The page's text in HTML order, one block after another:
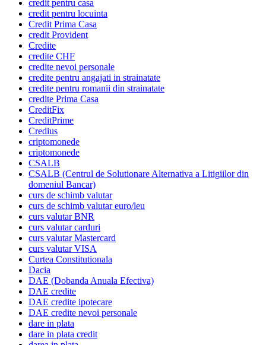
credit pentru casa
credit pentru locuinta
Credit Prima Casa
credit Provident
Credite
credite CHF
credite nevoi personale
credite pentru angajati in strainatate
credite pentru romanii din strainatate
credite Prima Casa
CreditFix
CreditPrime
Credius
criptomonede
criptomonede
CSALB
CSALB (Centrul de Solutionare Alternativa a Litigiilor din
domeniul Bancar)
curs de schimb valutar
curs de schimb valutar euro/leu
curs valutar BNR
curs valutar carduri
curs valutar Mastercard
curs valutar VISA
Curtea Constitutionala
Dacia
DAE (Dobanda Anuala Efectiva)
DAE credite
DAE credite ipotecare
DAE credite nevoi personale
dare in plata
dare in plata credit